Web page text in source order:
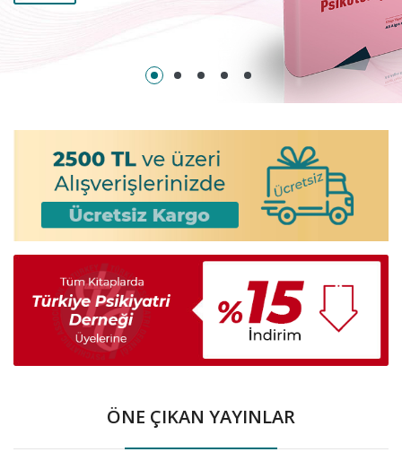
ÖNE ÇIKAN YAYINLAR